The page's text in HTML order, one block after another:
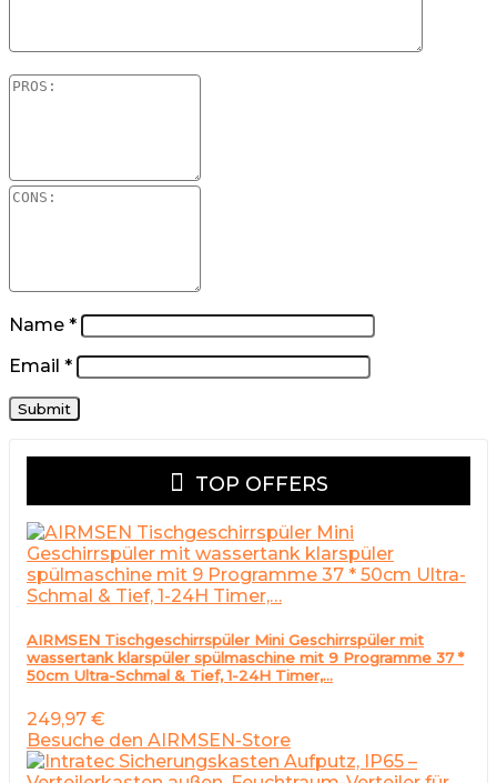
Name *
Email *
TOP OFFERS
AIRMSEN Tischgeschirrspüler Mini Geschirrspüler mit
wassertank klarspüler spülmaschine mit 9 Programme 37 *
50cm Ultra-Schmal & Tief, 1-24H Timer,…
249,97 €
Besuche den AIRMSEN-Store